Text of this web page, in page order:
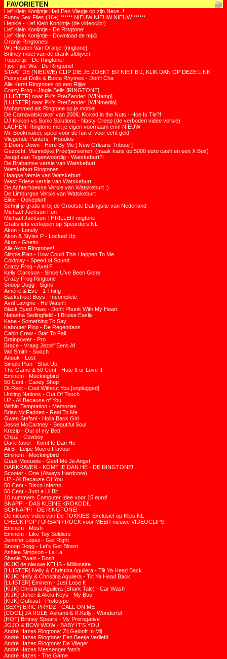
FAVORIETEN
Lief Klein Konijntje Had Een Vliegje op zijn Neus..!
Funny Sex Files (16+) ****** NIEUW NIEUW NIEUW ******
Henkie - Lief Klein Konijntje (de videoclip!)
Lief Klein Konijntje - De Ringtone!
Lief Klein Konijntje - Download de mp3
Oranje Ringtones!
WIj Houden Van Oranje! [ringtone]
Britney moet van de drank afblijven!
Toppertje - De Ringtone!
Tjoe Tjoe Wa - De Ringtone!
STAAT DE (NIEUWE) CLIP DIE JE ZOEKT ER NIET BIJ, KLIK DAN OP DEZE LINK
Pussycat Dolls & Busta Rhymes - Don't Cha
Alle Kerst Ringtones op een Rijtje!
Crazy Frog - Jingle Bells [RINGTONE]
[LUISTER] naar PK's PretZender! [WINamp]
[LUISTER] naar PK's PretZender! [WINmedia]
Mohammed als Ringtone op je mobiel
Dé Carnavalskraker van 2006: Kicked in the Nuts - Hoe Is Tie?!
DJ Kicken vs Sonic Solutions - Nasty Creep (de verboden video versie)
LACHEN! Ringtone met je eigen voornaam erin! NIEUW
Mr. Bookmaker, speel voor de fun of voor echt geld
Vliegende Panters - Houdios
3 Doors Down - Here By Me [ New Orleans Tribute ]
Gezocht: Mannelijke Proefpersonen! (maak kans op 5000 euro cash en een X Box)
Jeugd van Tegenwoordig - Watskeburt?!
De Brabantse versie van Watskeburt
Watskeburt Ringtones
Haagse Versie van Watskeburt
West Friese versie van Watskeburt
De Achterhoekse Versie van Watskeburt :)
De Limburgse Versie van Watskeburt
Eline - Opkeplurt!
Schrijf je gratis in bij de Grootste Datingsite van Nederland
Michael Jackson Fun
Michael Jackson THRILLER ringtone
Gratis iets verkopen op Speurders.NL
Akon - Lonely
Akon & Styles P - Locked Up
Akon - Ghetto
Alle Akon Ringtones!
Simple Plan - How Could This Happen To Me
Coldplay - Speed of Sound
Crazy Frog - Axel F
Kelly Clarkson - Since U've Been Gone
Crazy Frog Ringtone
Snoop Dogg - Signs
Amérie & Eve - 1 Thing
Backstreet Boys - Incomplete
Avril Lavigne - He Wasn't
Black Eyed Peas - Don't Phunk With My Heart
Natasha Bedingfield - I Bruise Easily
Kane - Something To Say
Kabouter Plop - De Regendans
Cabin Crew - Star To Fall
Brainpower - Pro
Brace - Vraag Jezelf Eens Af
Will Smith - Switch
Anouk - Lost
Simple Plan - Shut Up
The Game & 50 Cent - Hate It or Love It
Eminem - Mockingbird
50 Cent - Candy Shop
Di-Rect - Cool Without You [unplugged]
Uniting Nations - Out Of Touch
U2 - All Because of You
Within Temptation - Memories
Brian McFadden - Real To Me
Gwen Stefani - Holla Back Girl
Jesse McCartney - Beautiful Soul
Krezip - Out of my Bed
Chipz - Cowboy
DarkRaver - Komt Ie Dan He
Ali B - Leipe Mocro Flavour
Eminem - Mockingbird
Guus Meeuwis - Geef Me Je Angst
DARKRAVER - KOMT IE DAN HE - DE RINGTONE!
Scooter - One (Always Hardcore)
U2 - All Because Of You
50 Cent - Disco Inferno
50 Cent - Just a Lil Bit
10 nummers Computer Idee voor 15 euro!
SNAPPI - DAS KLEINE KROKODIL
SCHNAPPI - DE RINGTONE!
De nieuwe video van De TOKKIES! Exclusief op Klips.NL
CHECK POP / URBAN / ROCK voor MEER nieuwe VIDEOCLIPS!
Eminem - Mosh
Eminem - Like Toy Soldiers
Jennifer Lopez - Get Right
Snoop Dogg - Let's Get Blown
Ashlee Simpson - La La
Shania Twain - Don't
[KIJK] de nieuwe KELIS - Millionaire
[LUISTER] Nelly & Christina Aguilera - Tilt Ya Head Back
[KIJK] Nelly & Christina Aguilera - Tilt Ya Head Back
[LUISTER] Eminem - Just Lose It
[KIJK] Christina Aguilera (Shark Tale) - Car Wash
[KIJK] Usher & Alicia Keys - My Boo
[KIJK] Outkast - Prototype
[SEXY] ERIC PRYDZ - CALL ON ME
[COOL] JA RULE, Ashanti & R.Kelly - Wonderful
[HOT] Britney Spears - My Prerogative
JOJO & BOW WOW - BABY IT'S YOU
André Hazes Ringtone: Zij Gelooft In Mij
André Hazes Ringtone: Een Beetje Verliefd
André Hazes Ringtone: De Vlieger
André Hazes Messenger foto's
André Hazes - The Game